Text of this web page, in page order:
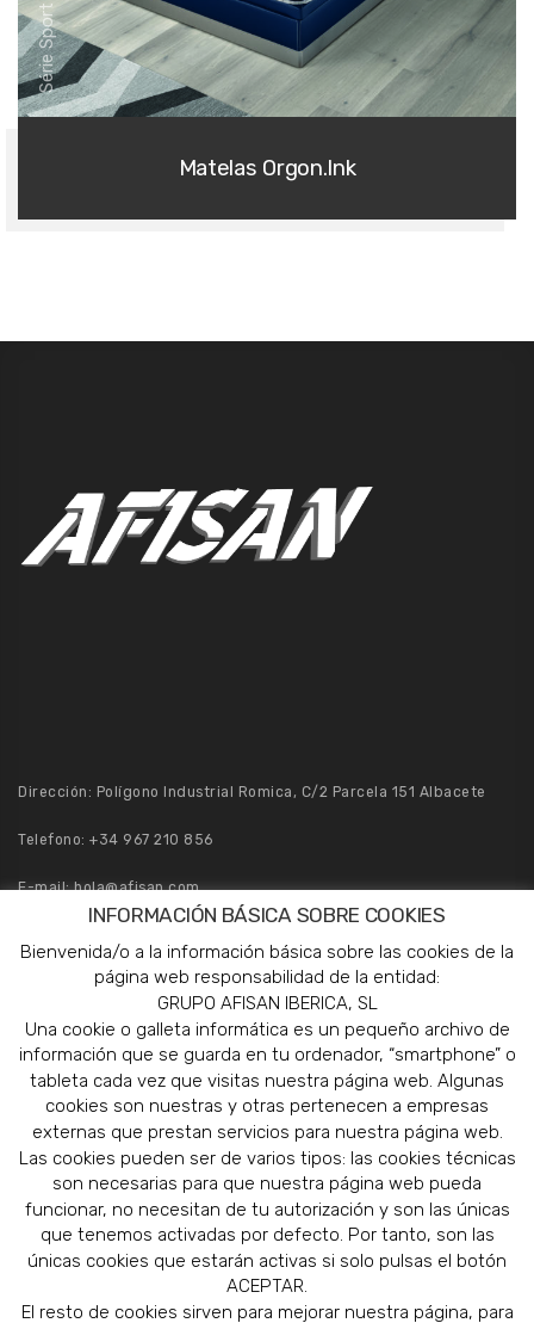
Série Sport
Matelas Orgon.Ink
Dirección: Polígono Industrial Romica, C/2 Parcela 151 Albacete
Telefono: +34 967 210 856
E-mail:hola@afisan.com
INFORMACIÓN BÁSICA SOBRE COOKIES
Bienvenida/o a la información básica sobre las cookies de la
página web responsabilidad de la entidad:
GRUPO AFISAN IBERICA, SL
Una cookie o galleta informática es un pequeño archivo de
información que se guarda en tu ordenador, “smartphone” o
tableta cada vez que visitas nuestra página web. Algunas
cookies son nuestras y otras pertenecen a empresas
externas que prestan servicios para nuestra página web.
Las cookies pueden ser de varios tipos: las cookies técnicas
son necesarias para que nuestra página web pueda
funcionar, no necesitan de tu autorización y son las únicas
que tenemos activadas por defecto. Por tanto, son las
únicas cookies que estarán activas si solo pulsas el botón
ACEPTAR.
El resto de cookies sirven para mejorar nuestra página, para